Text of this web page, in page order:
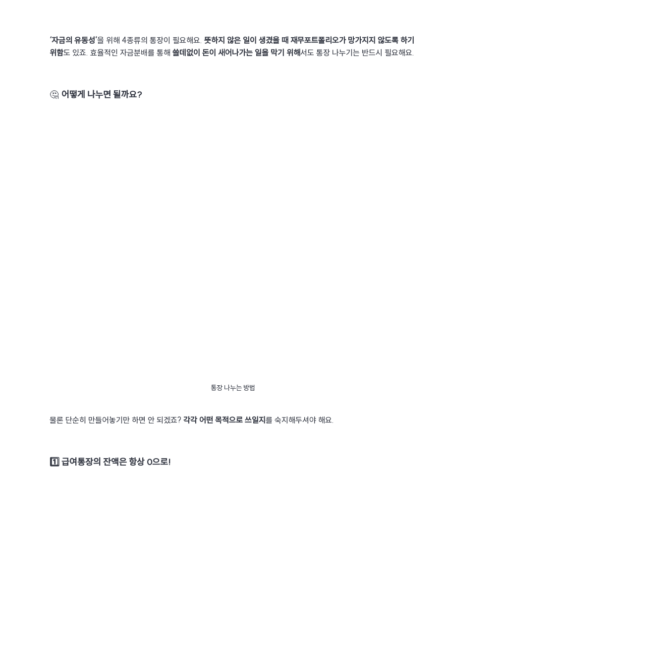
‘자금의 유동성’을 위해 4종류의 통장이 필요해요. 뜻하지 않은 일이 생겼을 때 재무포트폴리오가 망가지지 않도록 하기
위함도 있죠. 효율적인 자금분배를 통해 쓸데없이 돈이 새어나가는 일을 막기 위해서도 통장 나누기는 반드시 필요해요.
🤔 어떻게 나누면 될까요?
통장 나누는 방법
물론 단순히 만들어놓기만 하면 안 되겠죠? 각각 어떤 목적으로 쓰일지를 숙지해두셔야 해요.
1️⃣ 급여통장의 잔액은 항상 0으로!